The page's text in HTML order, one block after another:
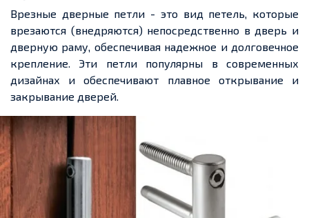
Врезные дверные петли - это вид петель, которые
врезаются (внедряются) непосредственно в дверь и
дверную раму, обеспечивая надежное и долговечное
крепление. Эти петли популярны в современных
дизайнах и обеспечивают плавное открывание и
закрывание дверей.